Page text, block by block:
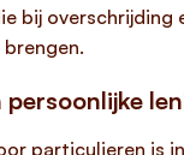
bij overschrijding
particulieren is